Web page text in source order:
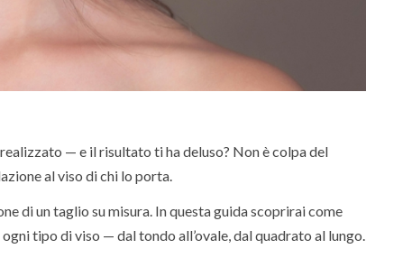
— e il risultato ti ha deluso? Non è colpa del
al viso di chi lo porta.
di un taglio su misura. In questa guida scoprirai come
tipo di viso — dal tondo all’ovale, dal quadrato al lungo.